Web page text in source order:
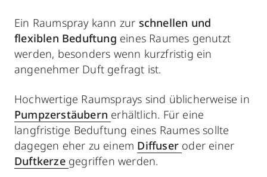
Ein Raumspray kann zur schnellen und
flexiblen Beduftung eines Raumes genutzt
werden, besonders wenn kurzfristig ein
angenehmer Duft gefragt ist.
Hochwertige Raumsprays sind üblicherweise in
Pumpzerstäubern erhältlich. Für eine
langfristige Beduftung eines Raumes sollte
dagegen eher zu einem Diffuser oder einer
Duftkerze gegriffen werden.